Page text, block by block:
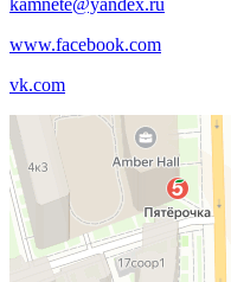
www.facebook.com
vk.com